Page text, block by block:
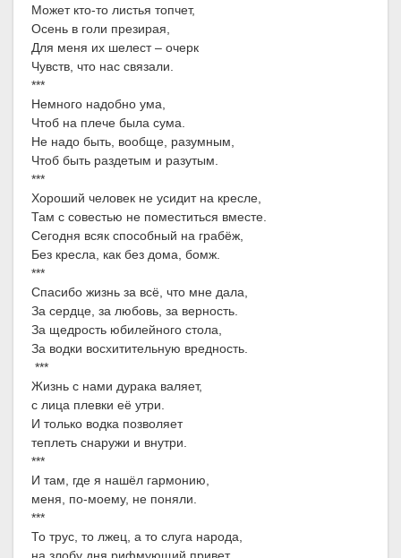
Может кто-то листья топчет,
Осень в голи презирая,
Для меня их шелест – очерк
Чувств, что нас связали.
***
Немного надобно ума,
Чтоб на плече была сума.
Не надо быть, вообще, разумным,
Чтоб быть раздетым и разутым.
***
Хороший человек не усидит на кресле,
Там с совестью не поместиться вместе.
Сегодня всяк способный на грабёж,
Без кресла, как без дома, бомж.
***
Спасибо жизнь за всё, что мне дала,
За сердце, за любовь, за верность.
За щедрость юбилейного стола,
За водки восхитительную вредность.
***
Жизнь с нами дурака валяет,
с лица плевки её утри.
И только водка позволяет
теплеть снаружи и внутри.
***
И там, где я нашёл гармонию,
меня, по-моему, не поняли.
***
То трус, то лжец, а то слуга народа,